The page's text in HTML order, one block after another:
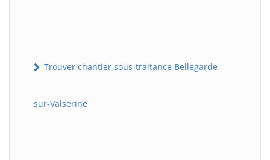
Trouver chantier sous-traitance Bellegarde-
sur-Valserine